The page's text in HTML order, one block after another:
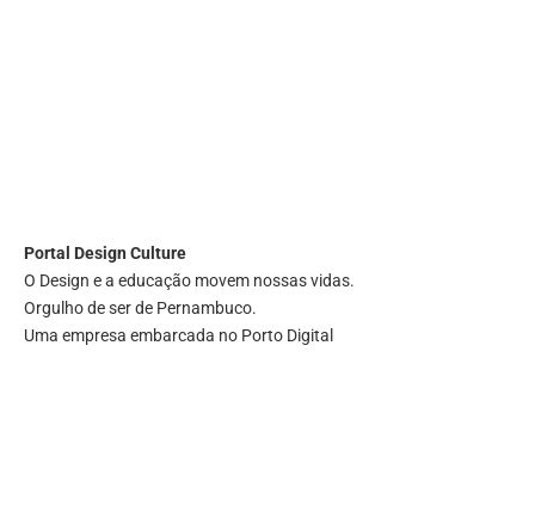
Portal Design Culture
O Design e a educação movem nossas vidas.
Orgulho de ser de Pernambuco.
Uma empresa embarcada no Porto Digital